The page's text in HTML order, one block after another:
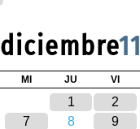
diciembre11
MI JU VI
1 2
7 8 9